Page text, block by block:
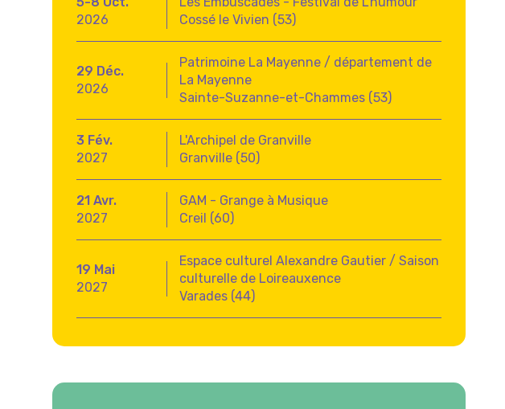
2026
Cossé le Vivien (53)
29 Déc.
2026
Patrimoine La Mayenne / département de
La Mayenne
Sainte-Suzanne-et-Chammes (53)
3 Fév.
2027
L'Archipel de Granville
Granville (50)
21 Avr.
2027
GAM - Grange à Musique
Creil (60)
19 Mai
2027
Espace culturel Alexandre Gautier / Saison
culturelle de Loireauxence
Varades (44)